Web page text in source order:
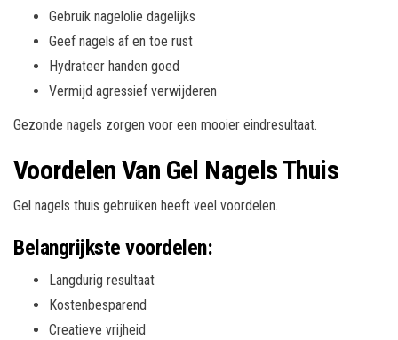
Gebruik nagelolie dagelijks
Geef nagels af en toe rust
Hydrateer handen goed
Vermijd agressief verwijderen
Gezonde nagels zorgen voor een mooier eindresultaat.
Voordelen Van Gel Nagels Thuis
Gel nagels thuis gebruiken heeft veel voordelen.
Belangrijkste voordelen:
Langdurig resultaat
Kostenbesparend
Creatieve vrijheid